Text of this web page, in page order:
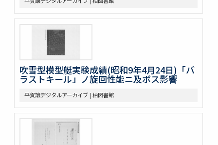
吹雪型模型艇実験成績(昭和9年4月24日)「バ
ラストキール」ノ旋回性能ニ及ボス影響
平賀譲デジタルアーカイブ | 柏図書館